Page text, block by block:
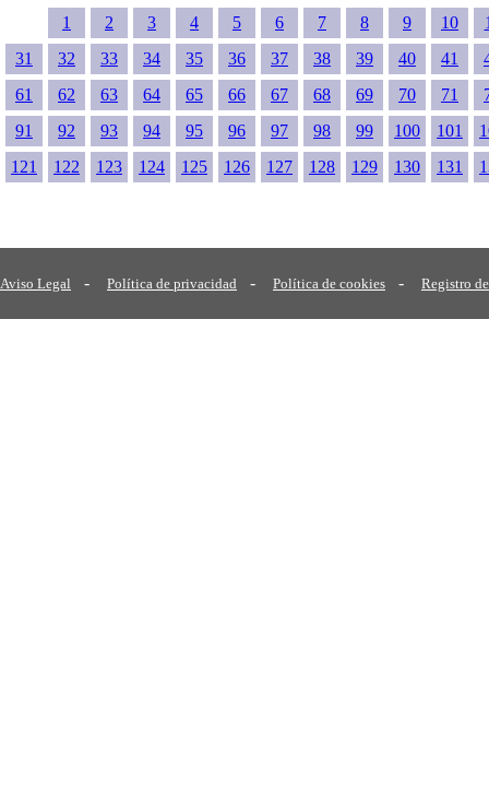
1 2 3 4 5 6 7 8 9 10
31
32 33 34 35 36 37 38 39 40 41
61
62 63 64 65 66 67 68 69 70 71
91
92 93 94 95 96 97 98 99 100 101
121
122 123 124 125 126 127 128 129 130 131
Aviso Legal - Política de privacidad - Política de cookies - Registro